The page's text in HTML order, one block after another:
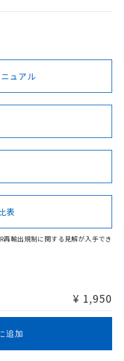
登録
く前に、以下を必ずお読
Cd Cr(VI)
性があります。
BV型式承認
（フランス
KR型式
（韓国
No No
格認証/適合状況ページへ
ージからご検索ください
ュアル
表
再輸出規制に関する見解が入手でき
¥ 1,950
追加
ました。